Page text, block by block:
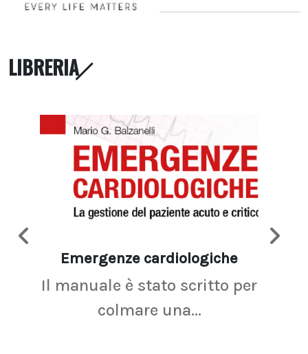
LIBRERIA
Emergenze cardiologiche
Il manuale è stato scritto per
colmare una...